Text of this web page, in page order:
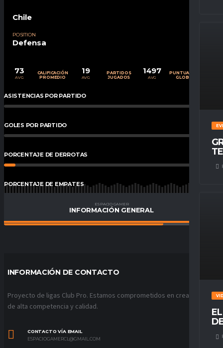
Chile
POSITION
Defensa
73
AVG
CALIFICACIÓN
PROMEDIO
19
AVG
PARTIDOS
JUGADOS
1497
AVG
PUNTUACIÓN
GLOBAL
ASISTENCIAS POR PARTIDO
GOLES POR PARTIDO %
PORCENTAJE DE DERROTAS %
PORCENTAJE DE EMPATES
PORCENTAJE DE VICTORIAS
ESPACIO GAMER
INFORMACIÓN GENERAL
INFORMACIÓN DE CONTACTO
Proyecto de ligas Club Pro. Estamos comprometidos en crear ligas
de alta competencia y calidad.
CONTACTO VÍA EMAIL
ESPACIOGAMERCL@GMAIL.COM